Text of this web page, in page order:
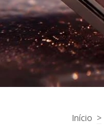
Início >